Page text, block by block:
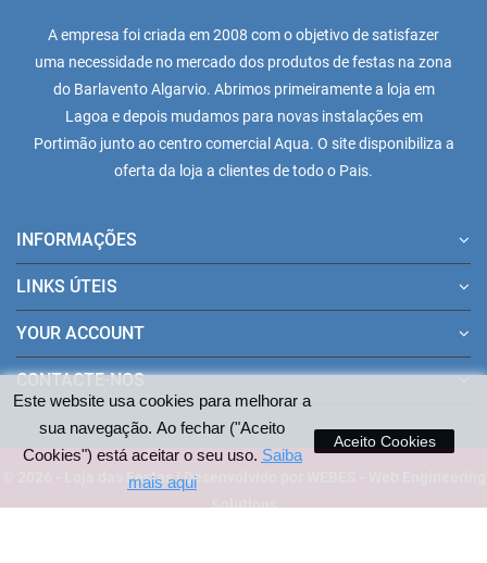
Este website usa cookies para melhorar a
sua navegação. Ao fechar ("Aceito
Cookies") está aceitar o seu uso. Saiba
mais aqui
Aceito Cookies
A empresa foi criada em 2008 com o objetivo de satisfazer
uma necessidade no mercado dos produtos de festas na zona
do Barlavento Algarvio. Abrimos primeiramente a loja em
Lagoa e depois mudamos para novas instalações em
Portimão junto ao centro comercial Aqua. O site disponibiliza a
oferta da loja a clientes de todo o Pais.
INFORMAÇÕES
LINKS ÚTEIS
YOUR ACCOUNT
CONTACTE-NOS
© 2026 - Loja das Festas | Desenvolvido por WEBES - Web Engineering
Solutions